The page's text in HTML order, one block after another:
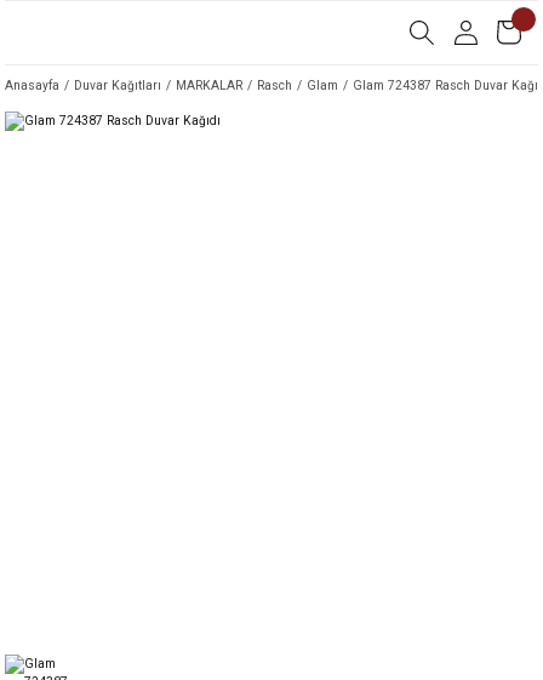
Anasayfa Duvar Kağıtları MARKALAR Rasch Glam Glam 724387 Rasch Duvar